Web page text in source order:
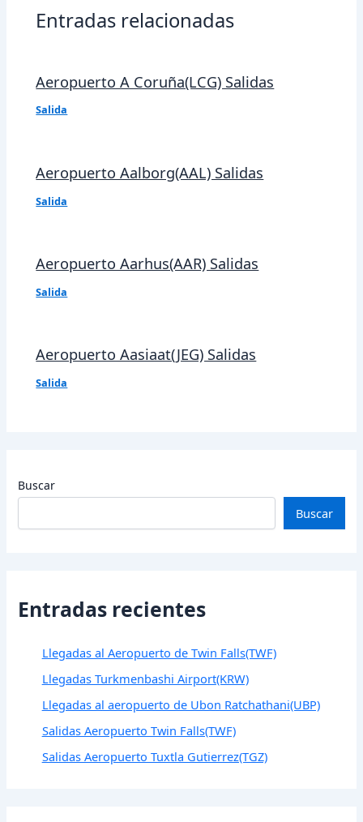
Entradas relacionadas
Aeropuerto A Coruña(LCG) Salidas
Salida
Aeropuerto Aalborg(AAL) Salidas
Salida
Aeropuerto Aarhus(AAR) Salidas
Salida
Aeropuerto Aasiaat(JEG) Salidas
Salida
Buscar
Buscar
Entradas recientes
Llegadas al Aeropuerto de Twin Falls(TWF)
Llegadas Turkmenbashi Airport(KRW)
Llegadas al aeropuerto de Ubon Ratchathani(UBP)
Salidas Aeropuerto Twin Falls(TWF)
Salidas Aeropuerto Tuxtla Gutierrez(TGZ)